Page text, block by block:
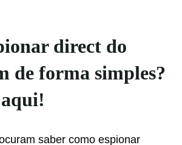
direct do
de forma simples?
uram saber como espionar